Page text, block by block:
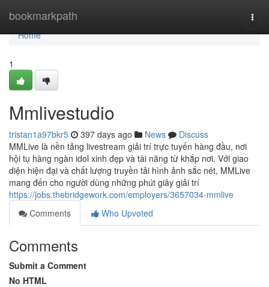
bookmarkpath
Home
Home
1
Mmlivestudio
tristan1a97bkr5 397 days ago News
Discuss
MMLive là nền tảng livestream giải trí trực tuyến hàng đầu, nơi
hội tụ hàng ngàn idol xinh đẹp và tài năng từ khắp nơi. Với giao
diện hiện đại và chất lượng truyền tải hình ảnh sắc nét, MMLive
mang đến cho người dùng những phút giây giải trí
https://jobs.thebridgework.com/employers/3657034-mmlive
Comments
Who Upvoted
Comments
Submit a Comment
No HTML